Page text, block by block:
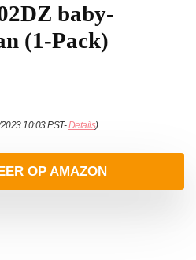
baby-
(1-Pack)
10:03 PST-Details)
OP AMAZON